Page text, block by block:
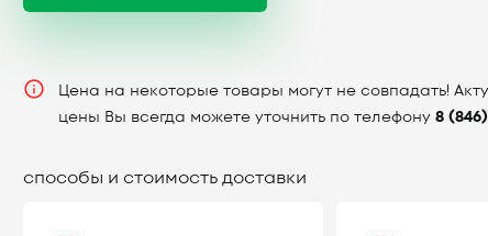
Цена на некоторые товары могут не совпадать!
цены Вы всегда можете уточнить по телефону 8
способы и стоимость доставки